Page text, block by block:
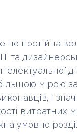
не постійна
ІТ та
мірою
і
витратних
умовно